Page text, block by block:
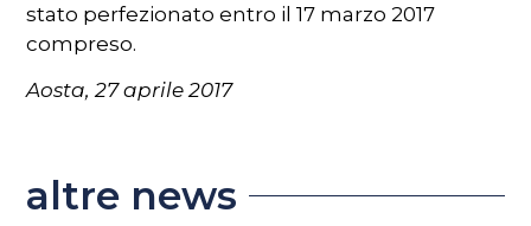
stato perfezionato entro il 17 marzo 2017
compreso.
Aosta, 27 aprile 2017
altre news